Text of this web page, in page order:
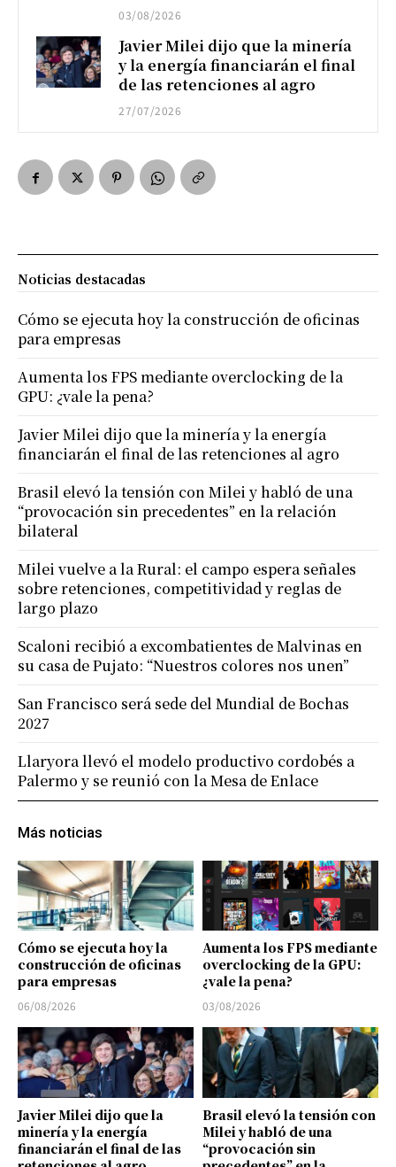
03/08/2026
Javier Milei dijo que la minería
y la energía financiarán el final
de las retenciones al agro
27/07/2026
Más noticias
Cómo se ejecuta hoy la
construcción de oficinas
para empresas
06/08/2026
Aumenta los FPS mediante
overclocking de la GPU:
¿vale la pena?
03/08/2026
Javier Milei dijo que la
minería y la energía
financiarán el final de las
Brasil elevó la tensión con
Milei y habló de una
“provocación sin
Noticias destacadas
Cómo se ejecuta hoy la construcción de oficinas
para empresas
Aumenta los FPS mediante overclocking de la
GPU: ¿vale la pena?
Javier Milei dijo que la minería y la energía
financiarán el final de las retenciones al agro
Brasil elevó la tensión con Milei y habló de una
“provocación sin precedentes” en la relación
bilateral
Milei vuelve a la Rural: el campo espera señales
sobre retenciones, competitividad y reglas de
largo plazo
Scaloni recibió a excombatientes de Malvinas en
su casa de Pujato: “Nuestros colores nos unen”
San Francisco será sede del Mundial de Bochas
2027
Llaryora llevó el modelo productivo cordobés a
Palermo y se reunió con la Mesa de Enlace